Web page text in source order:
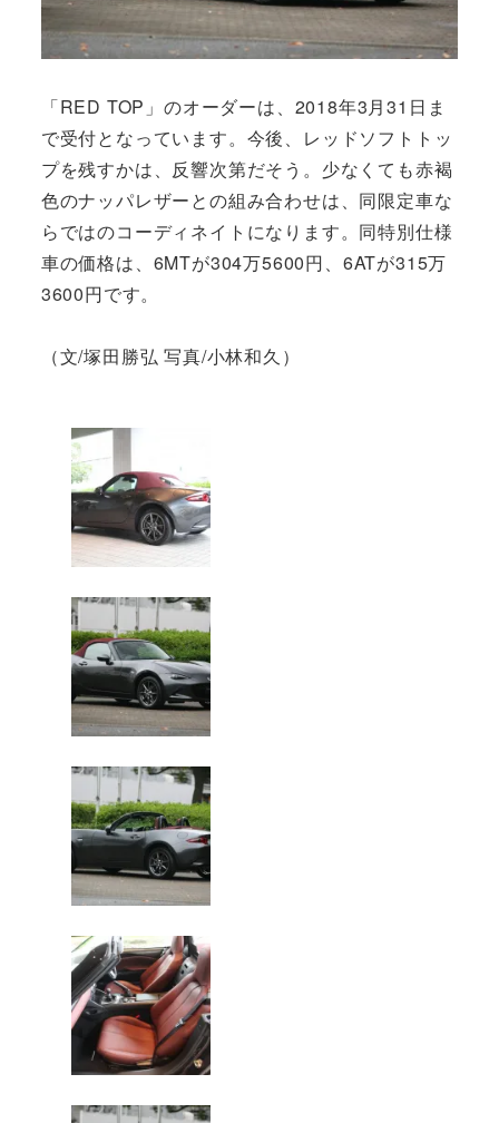
「RED TOP」のオーダーは、2018年3月31日ま
で受付となっています。今後、レッドソフトトッ
プを残すかは、反響次第だそう。少なくても赤褐
色のナッパレザーとの組み合わせは、同限定車な
らではのコーディネイトになります。同特別仕様
車の価格は、6MTが304万5600円、6ATが315万
3600円です。
（文/塚田勝弘 写真/小林和久）